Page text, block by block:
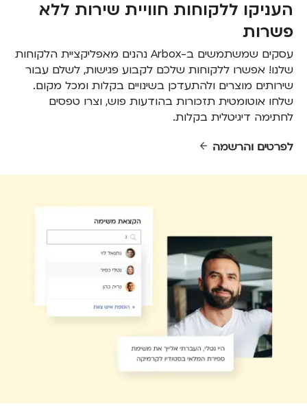
העניקו ללקוחות חוויית שירות ללא
פשרות
עסקים שמשתמשים ב-Arbox נהנים מאפליקציית הלקוחות
שלנו! אפשרו ללקוחות שלכם לקבוע פגישות, לשלם עבור
שירותים מוצרים ולהתעדכן בשינויים בקלות ומכל מקום.
שלחו אוטומטית תזכורות בהודעות פוש, וצרו טפסים
לחתימה דיגיטלית בקלות.
לפרטים והרשמה